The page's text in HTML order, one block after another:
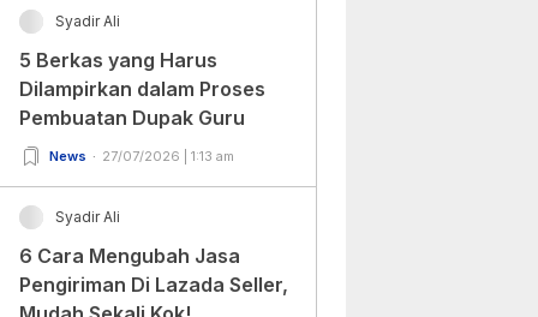
Syadir Ali
5 Berkas yang Harus
Dilampirkan dalam Proses
Pembuatan Dupak Guru
News 27/07/2026 | 1:13 am
Syadir Ali
6 Cara Mengubah Jasa
Pengiriman Di Lazada Seller,